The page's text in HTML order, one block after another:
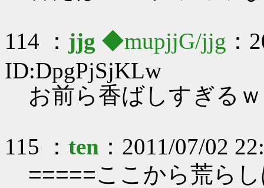
114 ： jjg ◆mupjjG/jjg ：
ID:DpgPjSjKLw
お前ら香ばしすぎる
115 ： ten ：2011/07/02
=====ここから荒ら